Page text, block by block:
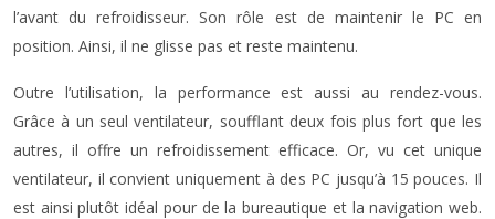
l’avant du refroidisseur. Son rôle est de maintenir le PC en
position. Ainsi, il ne glisse pas et reste maintenu.
Outre l’utilisation, la performance est aussi au rendez-vous.
Grâce à un seul ventilateur, soufflant deux fois plus fort que les
autres, il offre un refroidissement efficace. Or, vu cet unique
ventilateur, il convient uniquement à des PC jusqu’à 15 pouces. Il
est ainsi plutôt idéal pour de la bureautique et la navigation web.